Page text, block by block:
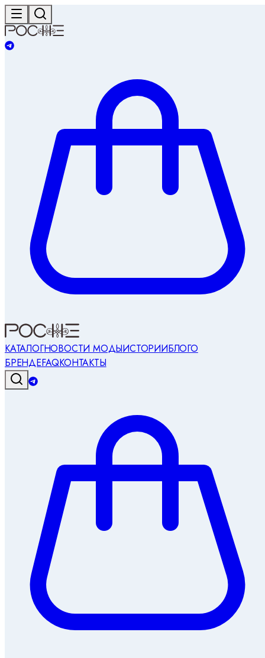
КАТАЛОГНОВОСТИ МОДЫИСТОРИИБЛОГО
БРЕНДЕFAQКОНТАКТЫ